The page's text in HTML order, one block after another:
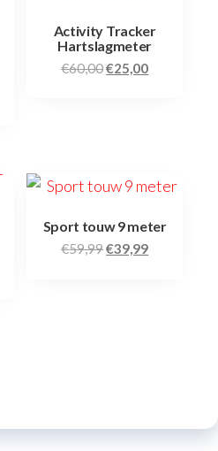
Activity Tracker
Hartslagmeter
€60,00€25,00
Sport touw 9 meter
€59,99€39,99